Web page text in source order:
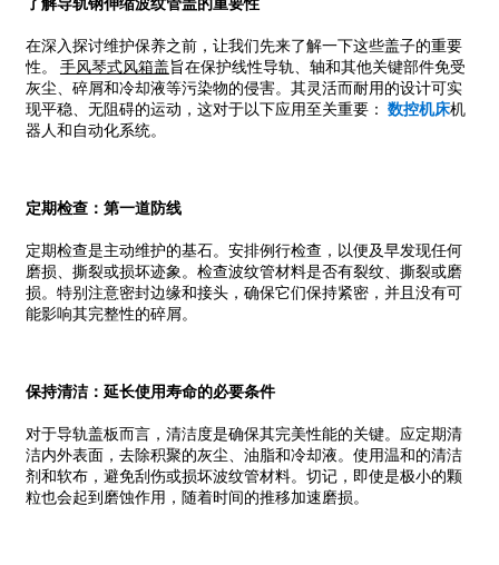
在深入探讨维护保养之前，让我们先来了解一下这些盖子的重要
性。 手风琴式风箱盖旨在保护线性导轨、轴和其他关键部件免受
灰尘、碎屑和冷却液等污染物的侵害。其灵活而耐用的设计可实
现平稳、无阻碍的运动，这对于以下应用至关重要： 数控机床机
器人和自动化系统。
定期检查：第一道防线
定期检查是主动维护的基石。安排例行检查，以便及早发现任何
磨损、撕裂或损坏迹象。检查波纹管材料是否有裂纹、撕裂或磨
损。特别注意密封边缘和接头，确保它们保持紧密，并且没有可
能影响其完整性的碎屑。
保持清洁：延长使用寿命的必要条件
对于导轨盖板而言，清洁度是确保其完美性能的关键。应定期清
洁内外表面，去除积聚的灰尘、油脂和冷却液。使用温和的清洁
剂和软布，避免刮伤或损坏波纹管材料。切记，即使是极小的颗
粒也会起到磨蚀作用，随着时间的推移加速磨损。